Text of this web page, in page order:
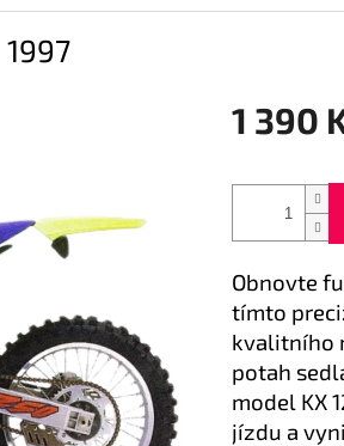
1 390
cena:
Obnovte
tímto
kvalitního
potah
model KX
jízdu a